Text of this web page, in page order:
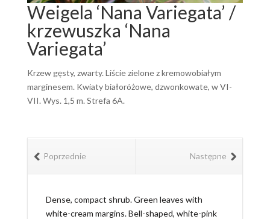
Weigela ‘Nana Variegata’ /
krzewuszka ‘Nana
Variegata’
Krzew gęsty, zwarty. Liście zielone z kremowobiałym
marginesem. Kwiaty białoróżowe, dzwonkowate, w VI-
VII. Wys. 1,5 m. Strefa 6A.
Następne
Poprzednie
Dense, compact shrub. Green leaves with
white-cream margins. Bell-shaped, white-pink